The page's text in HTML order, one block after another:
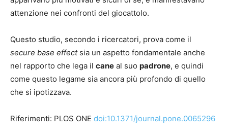
attenzione nei confronti del giocattolo.
Questo studio, secondo i ricercatori, prova come il
secure base effectsia un aspetto fondamentale anche
nel rapporto che lega il cane al suo padrone, e quindi
come questo legame sia ancora più profondo di quello
che si ipotizzava.
Riferimenti: PLOS ONE doi:10.1371/journal.pone.0065296